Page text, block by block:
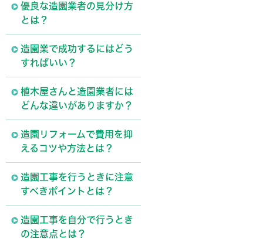
優良な造園業者の見分け方
とは？
造園業で成功するにはどう
すればいい？
植木屋さんと造園業者には
どんな違いがありますか？
造園リフォームで費用を抑
えるコツや方法とは？
造園工事を行うときに注意
すべきポイントとは？
造園工事を自分で行うとき
の注意点とは？